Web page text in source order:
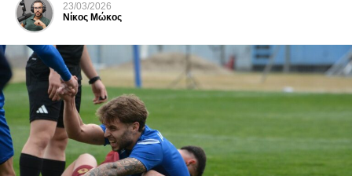
23/03/2026
Νίκος Μώκος